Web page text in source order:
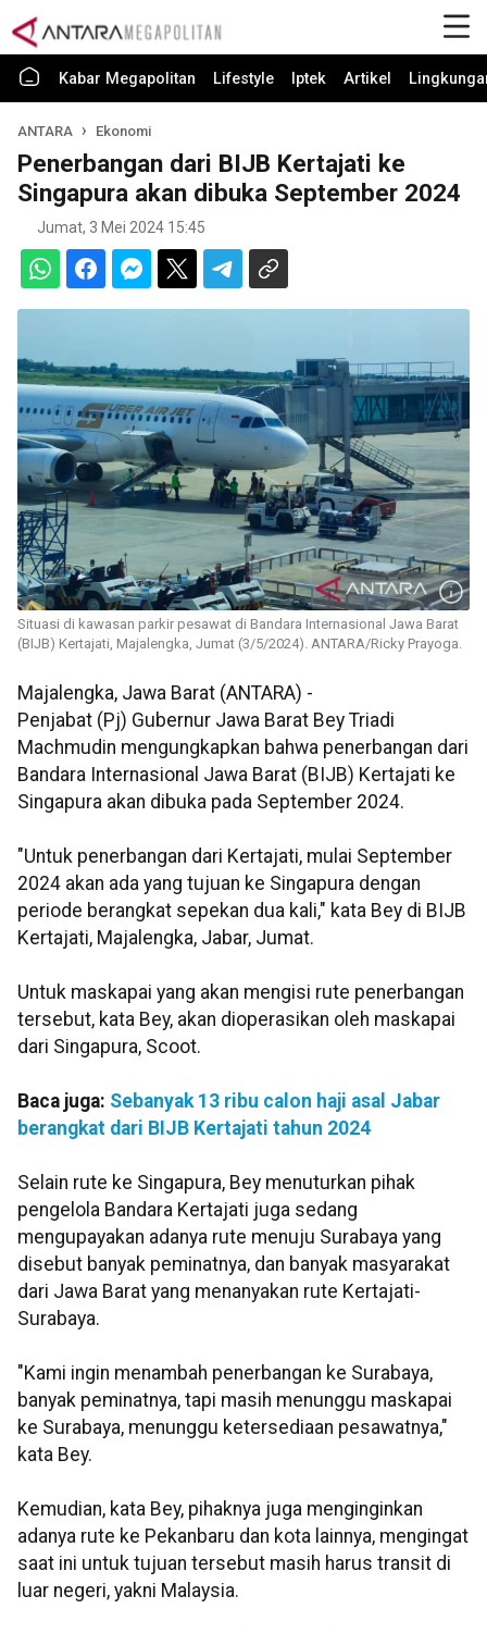
Kabar Megapolitan Lifestyle Iptek Artikel
ANTARA Ekonomi
Penerbangan dari BIJB Kertajati ke
Singapura akan dibuka September 2024
Jumat, 3 Mei 2024 15:45
Situasi di kawasan parkir pesawat di Bandara Internasional Jawa Barat
(BIJB) Kertajati, Majalengka, Jumat (3/5/2024). ANTARA/Ricky Prayoga.
Majalengka, Jawa Barat (ANTARA) -
Penjabat (Pj) Gubernur Jawa Barat Bey Triadi
Machmudin mengungkapkan bahwa penerbangan dari
Bandara Internasional Jawa Barat (BIJB) Kertajati ke
Singapura akan dibuka pada September 2024.
"Untuk penerbangan dari Kertajati, mulai September
2024 akan ada yang tujuan ke Singapura dengan
periode berangkat sepekan dua kali," kata Bey di BIJB
Kertajati, Majalengka, Jabar, Jumat.
Untuk maskapai yang akan mengisi rute penerbangan
tersebut, kata Bey, akan dioperasikan oleh maskapai
dari Singapura, Scoot.
Baca juga: Sebanyak 13 ribu calon haji asal Jabar
berangkat dari BIJB Kertajati tahun 2024
Selain rute ke Singapura, Bey menuturkan pihak
pengelola Bandara Kertajati juga sedang
mengupayakan adanya rute menuju Surabaya yang
disebut banyak peminatnya, dan banyak masyarakat
dari Jawa Barat yang menanyakan rute Kertajati-
Surabaya.
"Kami ingin menambah penerbangan ke Surabaya,
banyak peminatnya, tapi masih menunggu maskapai
ke Surabaya, menunggu ketersediaan pesawatnya,"
kata Bey.
Kemudian, kata Bey, pihaknya juga menginginkan
adanya rute ke Pekanbaru dan kota lainnya, mengingat
saat ini untuk tujuan tersebut masih harus transit di
luar negeri, yakni Malaysia.